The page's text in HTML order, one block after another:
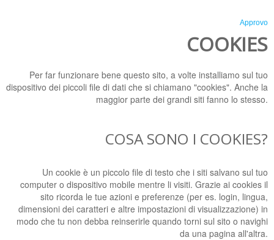
Approvo
COOKIES
Per far funzionare bene questo sito, a volte installiamo sul tuo
dispositivo dei piccoli file di dati che si chiamano "cookies". Anche la
maggior parte dei grandi siti fanno lo stesso.
COSA SONO I COOKIES?
Un cookie è un piccolo file di testo che i siti salvano sul tuo
computer o dispositivo mobile mentre li visiti. Grazie ai cookies il
sito ricorda le tue azioni e preferenze (per es. login, lingua,
dimensioni dei caratteri e altre impostazioni di visualizzazione) in
modo che tu non debba reinserirle quando torni sul sito o navighi
da una pagina all'altra.